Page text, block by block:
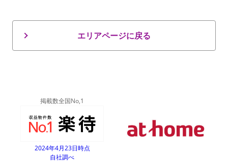
エリアページに戻る
掲載数全国No,1
2024年4月23日時点
自社調べ